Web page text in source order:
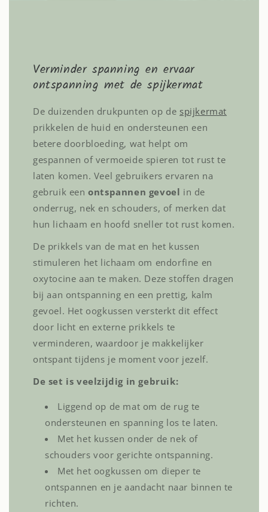
Verminder spanning en ervaar
ontspanning met de spijkermat
De duizenden drukpunten op de spijkermat
prikkelen de huid en ondersteunen een
betere doorbloeding, wat helpt om
gespannen of vermoeide spieren tot rust te
laten komen. Veel gebruikers ervaren na
gebruik eenontspannen gevoel in de
onderrug, nek en schouders, of merken dat
hun lichaam en hoofd sneller tot rust komen.
De prikkels van de mat en het kussen
stimuleren het lichaam om endorfine en
oxytocine aan te maken. Deze stoffen dragen
bij aan ontspanning en een prettig, kalm
gevoel. Het oogkussen versterkt dit effect
door licht en externe prikkels te
verminderen, waardoor je makkelijker
ontspant tijdens je moment voor jezelf.
De set is veelzijdig in gebruik:
Liggend op de mat om de rug te
ondersteunen en spanning los te laten.
Met het kussen onder de nek of
schouders voor gerichte ontspanning.
Met het oogkussen om dieper te
ontspannen en je aandacht naar binnen te
richten.